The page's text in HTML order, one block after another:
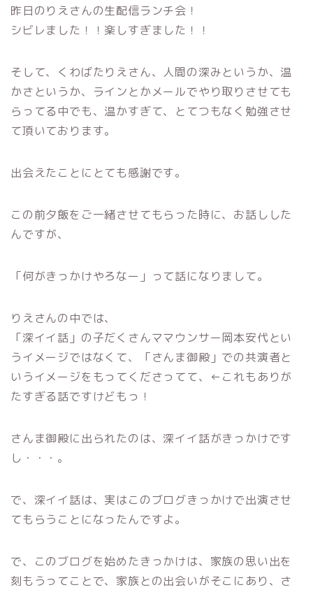
昨日のりえさんの生配信ランチ会！
シビレました！！楽しすぎました！！
そして、くわばたりえさん、人間の深みというか、温
かさというか、ラインとかメールでやり取りさせても
らってる中でも、温かすぎて、とてつもなく勉強させ
て頂いております。
出会えたことにとても感謝です。
この前夕飯をご一緒させてもらった時に、 お話しした
んですが、
「何がきっかけやろなー」って話になりまして。
りえさんの中では、
「深イイ話」の子だくさんママウンサー岡本安代とい
うイメージではなくて、「さんま御殿」での共演者と
いうイメージをもってくださってて、←これもありが
たすぎる話ですけどもっ！
さんま御殿に出られたのは、深イイ話がきっかけです
し・・・。
で、深イイ話は、実はこのブログきっかけで出演させ
てもらうことになったんですよ。
で、このブログを始めたきっかけは、家族の思い出を
刻もうってことで、家族との出会いがそこにあり、さ